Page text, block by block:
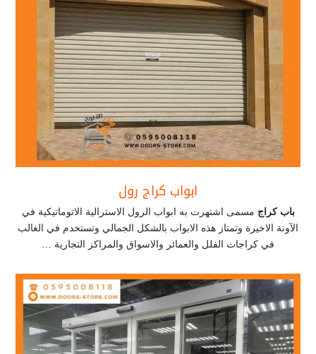
ابواب كراج رول
باب كراج مسمى اشتهرت به ابواب الرول الاسترالية الاتوماتيكية في
الآونة الاخيرة وتمتاز هذه الابواب بالشكل الجمالي وتستخدم في الغالب
في كراجات الفلل والعمائر والاسواق والمراكز التجارية …